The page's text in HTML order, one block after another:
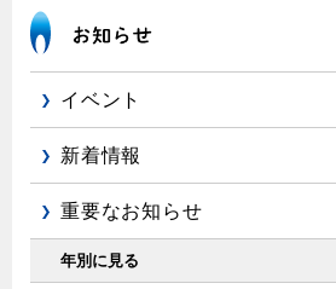
新しく都市ガスをご利用したい方へ
道路・敷地内で工事をされる皆さまへ
ガスを安全にお使いいただくために
安全対策
ガスメーターの役割と安全機能
都市ガス切り替えのメリット
都市ガス切り替え事例
浴室暖房乾燥機・脱衣室
衣類乾燥機
リビング
ガスファンヒーター
ガス温水床暖房・ルームヒーター
イベント
新着情報
重要なお知らせ
年別に見る